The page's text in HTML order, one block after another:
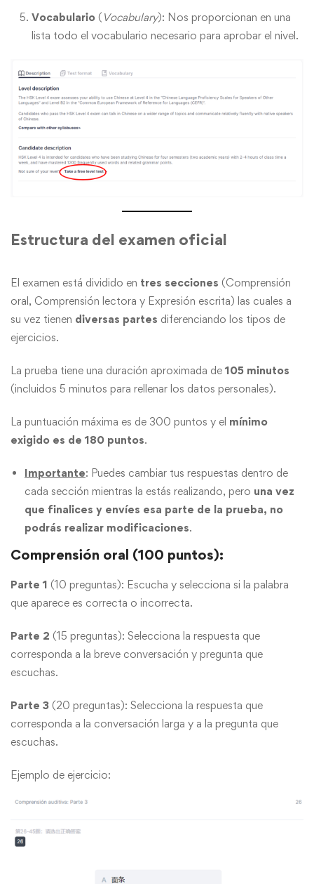
Vocabulario ( Vocabulary): Nos proporcionan en una
lista todo el vocabulario necesario para aprobar el nivel.
Estructura del examen oficial
El examen está dividido en tres secciones (Comprensión
oral, Comprensión lectora y Expresión escrita) las cuales a
su vez tienen diversas partes diferenciando los tipos de
ejercicios.
La prueba tiene una duración aproximada de 105 minutos
(incluidos 5 minutos para rellenar los datos personales).
La puntuación máxima es de 300 puntos y el mínimo
exigido es de 180 puntos.
Importante: Puedes cambiar tus respuestas dentro de
cada sección mientras la estás realizando, pero una vez
que finalices y envíes esa parte de la prueba, no
podrás realizar modificaciones.
Comprensión oral (100 puntos):
Parte 1 (10 preguntas): Escucha y selecciona si la palabra
que aparece es correcta o incorrecta.
Parte 2 (15 preguntas): Selecciona la respuesta que
corresponda a la breve conversación y pregunta que
escuchas.
Parte 3 (20 preguntas): Selecciona la respuesta que
corresponda a la conversación larga y a la pregunta que
escuchas.
Ejemplo de ejercicio: